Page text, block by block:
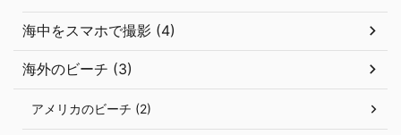
海中をスマホで撮影 (4)
海外のビーチ (3)
アメリカのビーチ (2)